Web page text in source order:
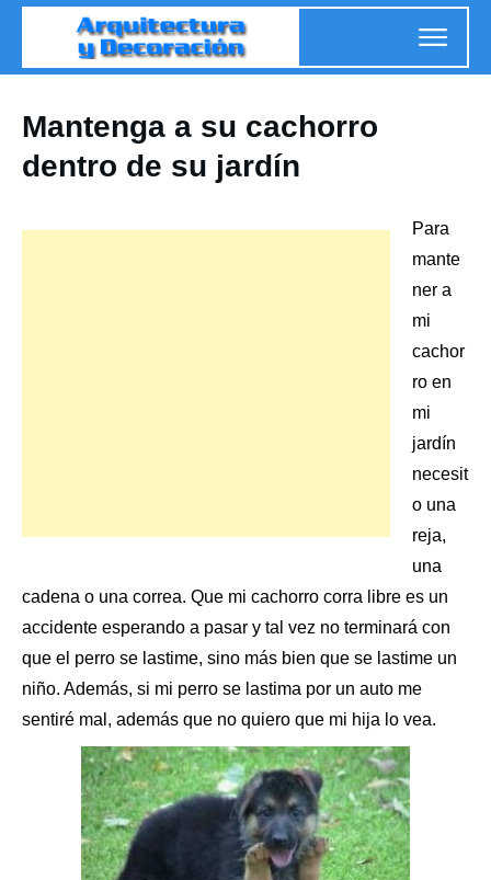
Mantenga a su cachorro
dentro de su jardín
Para
mante
ner a
mi
cachor
ro en
mi
jardín
necesit
o una
reja,
una
cadena o una correa. Que mi cachorro corra libre es un
accidente esperando a pasar y tal vez no terminará con
que el perro se lastime, sino más bien que se lastime un
niño. Además, si mi perro se lastima por un auto me
sentiré mal, además que no quiero que mi hija lo vea.